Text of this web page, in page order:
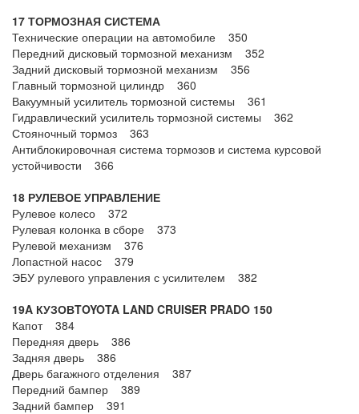
17 ТОРМОЗНАЯ СИСТЕМА
Технические операции на автомобиле 350
Передний дисковый тормозной механизм 352
Задний дисковый тормозной механизм 356
Главный тормозной цилиндр 360
Вакуумный усилитель тормозной системы 361
Гидравлический усилитель тормозной системы 362
Стояночный тормоз 363
Антиблокировочная система тормозов и система курсовой
устойчивости 366
18 РУЛЕВОЕ УПРАВЛЕНИЕ
Рулевое колесо 372
Рулевая колонка в сборе 373
Рулевой механизм 376
Лопастной насос 379
ЭБУ рулевого управления с усилителем 382
19A КУЗОВTOYOTA LAND CRUISER PRADO 150
Капот 384
Передняя дверь 386
Задняя дверь 386
Дверь багажного отделения 387
Передний бампер 389
Задний бампер 391